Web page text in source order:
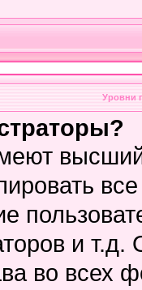
Уровни
и
во всех